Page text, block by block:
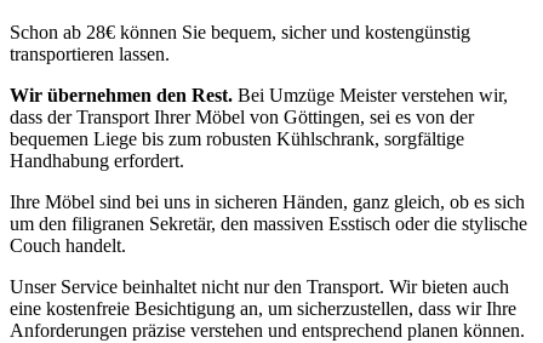
Schon ab 28€ können Sie bequem, sicher und kostengünstig
transportieren lassen.
Wir übernehmen den Rest. Bei Umzüge Meister verstehen wir,
dass der Transport Ihrer Möbel von Göttingen, sei es von der
bequemen Liege bis zum robusten Kühlschrank, sorgfältige
Handhabung erfordert.
Ihre Möbel sind bei uns in sicheren Händen, ganz gleich, ob es sich
um den filigranen Sekretär, den massiven Esstisch oder die stylische
Couch handelt.
Unser Service beinhaltet nicht nur den Transport. Wir bieten auch
eine kostenfreie Besichtigung an, um sicherzustellen, dass wir Ihre
Anforderungen präzise verstehen und entsprechend planen können.